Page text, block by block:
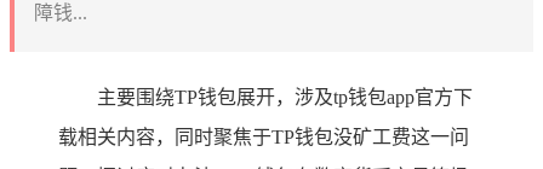
障钱...
主要围绕TP钱包展开，涉及tp钱包app官方下
载相关内容，同时聚焦于TP钱包没矿工费这一问